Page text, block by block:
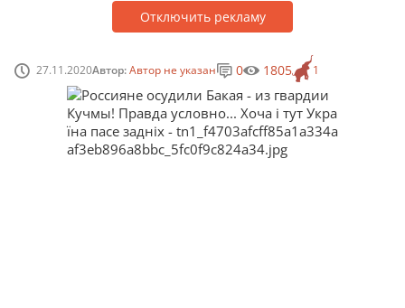
Отключить рекламу
27.11.2020Автор:Автор не указан 1
0 1805